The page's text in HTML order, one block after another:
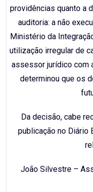
providências quanto a
auditoria: a não
Ministério da
utilização irregular de
assessor jurídico com
determinou que os
Da decisão, cabe
publicação no Diário
João Silvestre –